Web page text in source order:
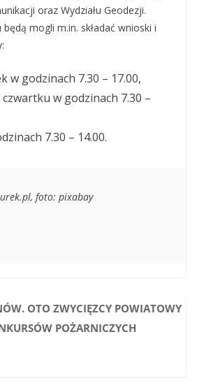
oraz Wydziału Geodezji.
mogli m.in. składać wnioski i
w godzinach 7.30 – 17.00,
w godzinach 7.30 –
7.30 – 14.00.
foto: pixabay
OTO ZWYCIĘZCY POWIATOWY
POŻARNICZYCH